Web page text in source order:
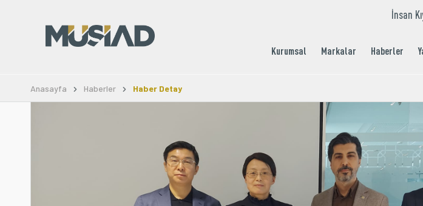
İnsan
Kurumsal Markalar Haberler
Anasayfa Haberler Haber Detay